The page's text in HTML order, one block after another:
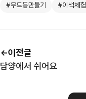
#무드등만들기
#이색체험
이전글
담양에서 쉬어요